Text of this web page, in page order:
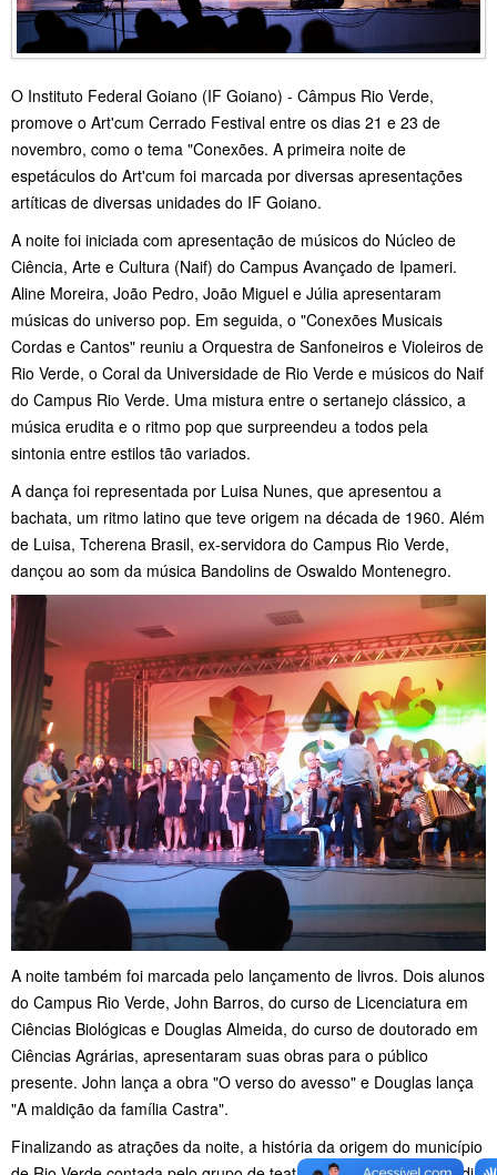
O Instituto Federal Goiano (IF Goiano) - Câmpus Rio Verde,
promove o Art'cum Cerrado Festival entre os dias 21 e 23 de
novembro, como o tema "Conexões. A primeira noite de
espetáculos do Art'cum foi marcada por diversas apresentações
artíticas de diversas unidades do IF Goiano.
A noite foi iniciada com apresentação de músicos do Núcleo de
Ciência, Arte e Cultura (Naif) do Campus Avançado de Ipameri.
Aline Moreira, João Pedro, João Miguel e Júlia apresentaram
músicas do universo pop. Em seguida, o "Conexões Musicais
Cordas e Cantos" reuniu a Orquestra de Sanfoneiros e Violeiros de
Rio Verde, o Coral da Universidade de Rio Verde e músicos do Naif
do Campus Rio Verde. Uma mistura entre o sertanejo clássico, a
música erudita e o ritmo pop que surpreendeu a todos pela
sintonia entre estilos tão variados.
A dança foi representada por Luisa Nunes, que apresentou a
bachata, um ritmo latino que teve origem na década de 1960. Além
de Luisa, Tcherena Brasil, ex-servidora do Campus Rio Verde,
dançou ao som da música Bandolins de Oswaldo Montenegro.
A noite também foi marcada pelo lançamento de livros. Dois alunos
do Campus Rio Verde, John Barros, do curso de Licenciatura em
Ciências Biológicas e Douglas Almeida, do curso de doutorado em
Ciências Agrárias, apresentaram suas obras para o público
presente. John lança a obra "O verso do avesso" e Douglas lança
"A maldição da família Castra".
Finalizando as atrações da noite, a história da origem do município